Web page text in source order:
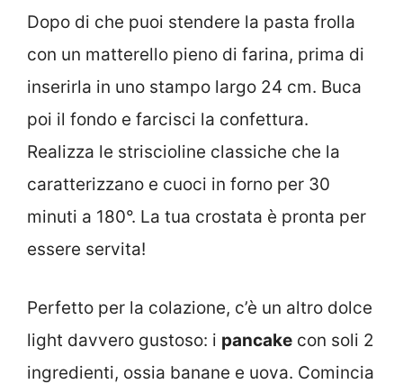
Dopo di che puoi stendere la pasta frolla
con un matterello pieno di farina, prima di
inserirla in uno stampo largo 24 cm. Buca
poi il fondo e farcisci la confettura.
Realizza le striscioline classiche che la
caratterizzano e cuoci in forno per 30
minuti a 180°. La tua crostata è pronta per
essere servita!
Perfetto per la colazione, c’è un altro dolce
light davvero gustoso: i pancake con soli 2
ingredienti, ossia banane e uova. Comincia